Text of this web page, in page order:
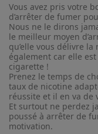
Vous avez pris votre
d’arrêter de fumer
Nous ne le dirons
le meilleur moyen
qu’elle vous délivre
également car elle
cigarette !
Prenez le temps de
taux de nicotine
réussite et il en va de
Et surtout ne perdez
poussé à arrêter de
motivation.